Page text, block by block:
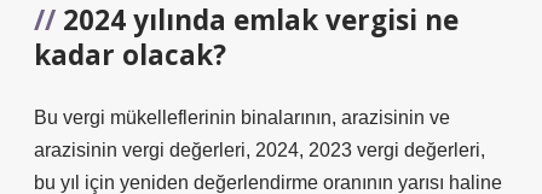
2024 yılında emlak vergisi ne
kadar olacak?
Bu vergi mükelleflerinin binalarının, arazisinin ve
arazisinin vergi değerleri, 2024, 2023 vergi değerleri,
bu yıl için yeniden değerlendirme oranının yarısı haline